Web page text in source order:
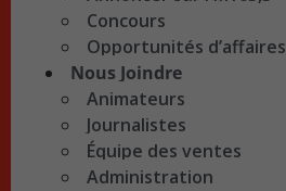
Concours
Opportunités d’affaires
Nous Joindre
Animateurs
Journalistes
Équipe des ventes
Administration